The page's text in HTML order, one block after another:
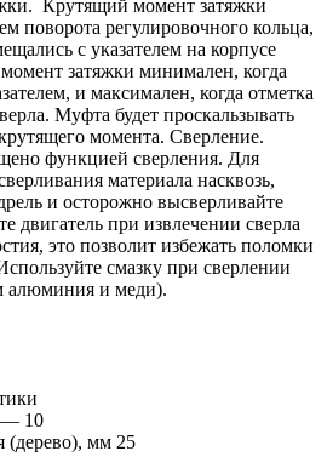
Крутящий момент затяжки
поворота регулировочного кольца,
с указателем на корпусе
затяжки минимален, когда
и максимален, когда отметка
Муфта будет проскальзывать
момента. Сверление.
функцией сверления. Для
материала насквозь,
и осторожно высверливайте
двигатель при извлечении сверла
это позволит избежать поломки
смазку при сверлении
алюминия и меди).
— 10
(дерево), мм 25